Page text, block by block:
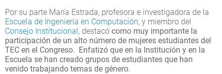
Por su parte María Estrada, profesora e investigadora de la
Escuela de Ingeniería en Computación, y miembro del
Consejo Institucional, destacó como muy importante la
participación de un alto número de mujeres estudiantes del
TEC en el Congreso. Enfatizó que en la Institución y en la
Escuela se han creado grupos de estudiantes que han
venido trabajando temas de género.